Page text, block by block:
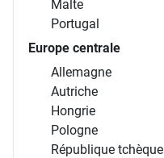
Malte
Portugal
Europe centrale
Allemagne
Autriche
Hongrie
Pologne
République tchèque